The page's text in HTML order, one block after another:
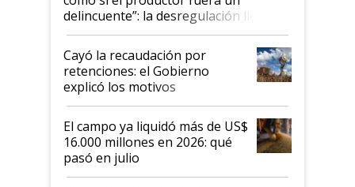
delincuente”: la desregulación llegó
al Congreso Aapresid y hasta se
habló del financiamiento al IPCVA
Cayó la recaudación por
retenciones: el Gobierno
explicó los motivos
El campo ya liquidó más de US$
16.000 millones en 2026: qué
pasó en julio